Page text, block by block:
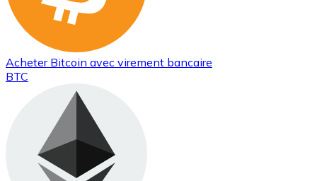
Acheter Bitcoin avec virement bancaire
BTC